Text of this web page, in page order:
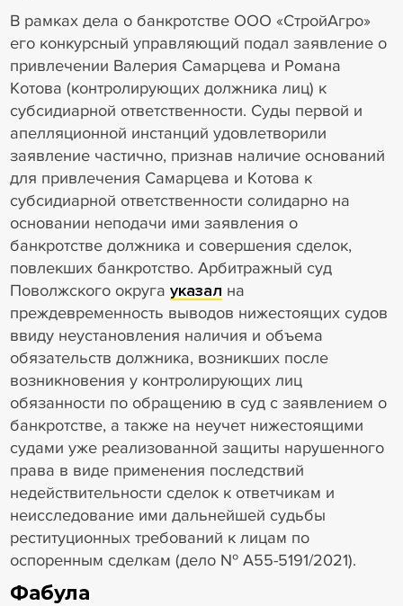
В рамках дела о банкротстве ООО «СтройАгро»
его конкурсный управляющий подал заявление о
привлечении Валерия Самарцева и Романа
Котова (контролирующих должника лиц) к
субсидиарной ответственности. Суды первой и
апелляционной инстанций удовлетворили
заявление частично, признав наличие оснований
для привлечения Самарцева и Котова к
субсидиарной ответственности солидарно на
основании неподачи ими заявления о
банкротстве должника и совершения сделок,
повлекших банкротство. Арбитражный суд
Поволжского округа указал на
преждевременность выводов нижестоящих судов
ввиду неустановления наличия и объема
обязательств должника, возникших после
возникновения у контролирующих лиц
обязанности по обращению в суд с заявлением о
банкротстве, а также на неучет нижестоящими
судами уже реализованной защиты нарушенного
права в виде применения последствий
недействительности сделок к ответчикам и
неисследование ими дальнейшей судьбы
реституционных требований к лицам по
оспоренным сделкам (дело № А55-5191/2021).
Фабула